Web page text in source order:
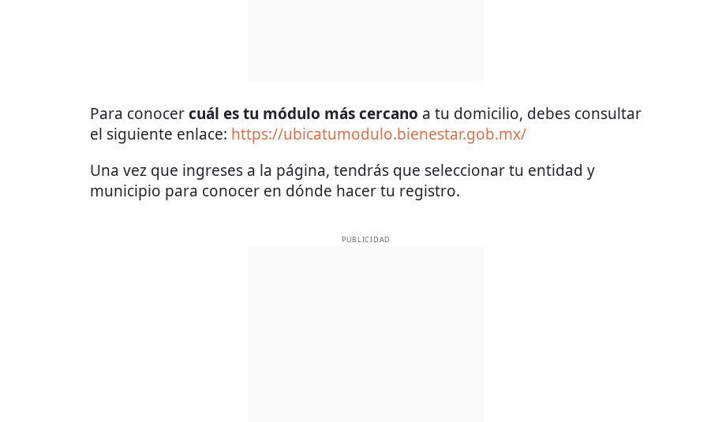
Para conocercuál es tu módulo más cercano a tu domicilio, debes consultar
el siguiente enlace: https://ubicatumodulo.bienestar.gob.mx/
Una vez que ingreses a la página, tendrás que seleccionar tu entidad y
municipio para conocer en dónde hacer tu registro.
PUBLICIDAD